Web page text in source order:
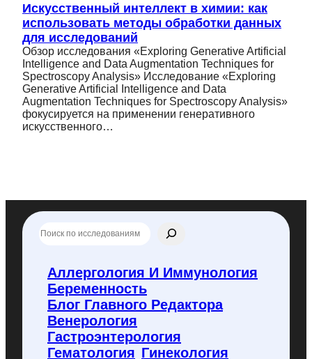
Искусственный интеллект в химии: как
использовать методы обработки данных
для исследований
Обзор исследования «Exploring Generative Artificial
Intelligence and Data Augmentation Techniques for
Spectroscopy Analysis» Исследование «Exploring
Generative Artificial Intelligence and Data
Augmentation Techniques for Spectroscopy Analysis»
фокусируется на применении генеративного
искусственного…
П
о
Аллергология И Иммунология
Беременность
Блог Главного Редактора
Венерология
Гастроэнтерология
Гематология Гинекология